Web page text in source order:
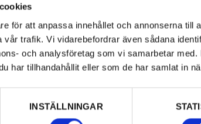
för att anpassa innehållet och annonserna till
trafik. Vi vidarebefordrar även sådana
och analysföretag som vi samarbetar
har tillhandahållit eller som de har samlat in
INSTÄLLNINGAR
och grillplats.
ett husdjur per
logi, aktiviteter och